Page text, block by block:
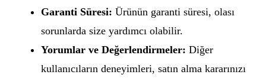
Garanti Süresi: Ürünün garanti süresi, olası
sorunlarda size yardımcı olabilir.
Yorumlar ve Değerlendirmeler: Diğer
kullanıcıların deneyimleri, satın alma kararınızı